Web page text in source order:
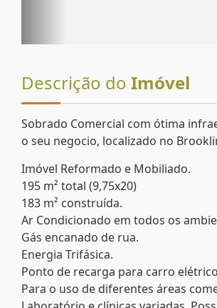
Descrição do Imóvel
Sobrado Comercial com ótima
o seu negocio, localizado no
Imóvel Reformado e Mobiliado.
195 m² total (9,75x20)
183 m² construída.
Ar Condicionado em todos os
Gás encanado de rua.
Energia Trifásica.
Ponto de recarga para carro
Para o uso de diferentes áreas